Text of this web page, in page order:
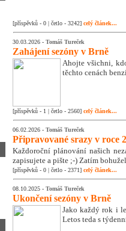
[příspěvků - 0 | četlo - 3242] celý článek...
30.03.2026 - Tomáš Tureček
Zahájení sezóny v Brně
Ahojte všichni,
těchto cenách
[příspěvků - 1 | četlo - 2560] celý článek...
06.02.2026 - Tomáš Tureček
Připravované srazy v roce
Každoroční plánování našich
zapisujete a pište ;-) Zatím
[příspěvků - 0 | četlo - 2371] celý článek...
08.10.2025 - Tomáš Tureček
Ukončení sezóny v Brně
Jako každý rok i
Letos teda s